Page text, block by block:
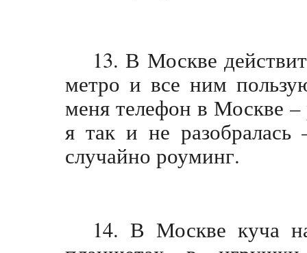
13. В Москве
метро и все ним
меня телефон в Москве –
я так и не
случайно роуминг.
14. В Москве куча